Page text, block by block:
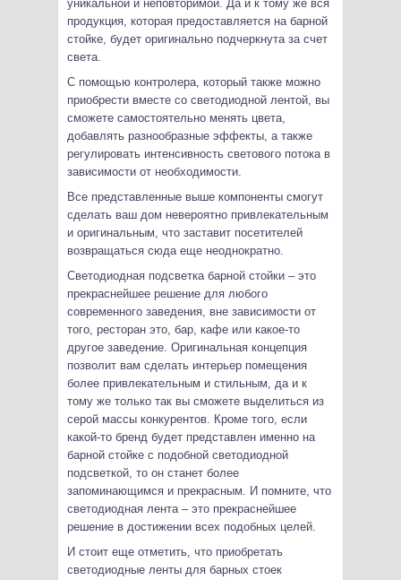
уникальной и неповторимой. Да и к тому же вся
продукция, которая предоставляется на барной
стойке, будет оригинально подчеркнута за счет
света.
С помощью контролера, который также можно
приобрести вместе со светодиодной лентой, вы
сможете самостоятельно менять цвета,
добавлять разнообразные эффекты, а также
регулировать интенсивность светового потока в
зависимости от необходимости.
Все представленные выше компоненты смогут
сделать ваш дом невероятно привлекательным
и оригинальным, что заставит посетителей
возвращаться сюда еще неоднократно.
Светодиодная подсветка барной стойки – это
прекраснейшее решение для любого
современного заведения, вне зависимости от
того, ресторан это, бар, кафе или какое-то
другое заведение. Оригинальная концепция
позволит вам сделать интерьер помещения
более привлекательным и стильным, да и к
тому же только так вы сможете выделиться из
серой массы конкурентов. Кроме того, если
какой-то бренд будет представлен именно на
барной стойке с подобной светодиодной
подсветкой, то он станет более
запоминающимся и прекрасным. И помните, что
светодиодная лента – это прекраснейшее
решение в достижении всех подобных целей.
И стоит еще отметить, что приобретать
светодиодные ленты для барных стоек